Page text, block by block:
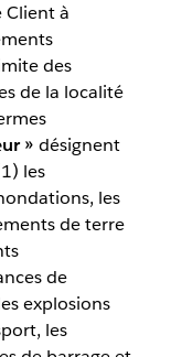
Client à
des
de la localité
» désignent
les
les
de terre
de
explosions
les